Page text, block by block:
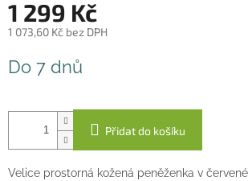
1 299 Kč
1 073,60 Kč bez DPH
cena:
Do 7 dnů
Přidat do košíku
Velice prostorná kožená peněženka v